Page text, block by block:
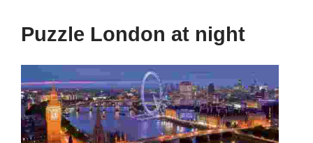
Puzzle London at night